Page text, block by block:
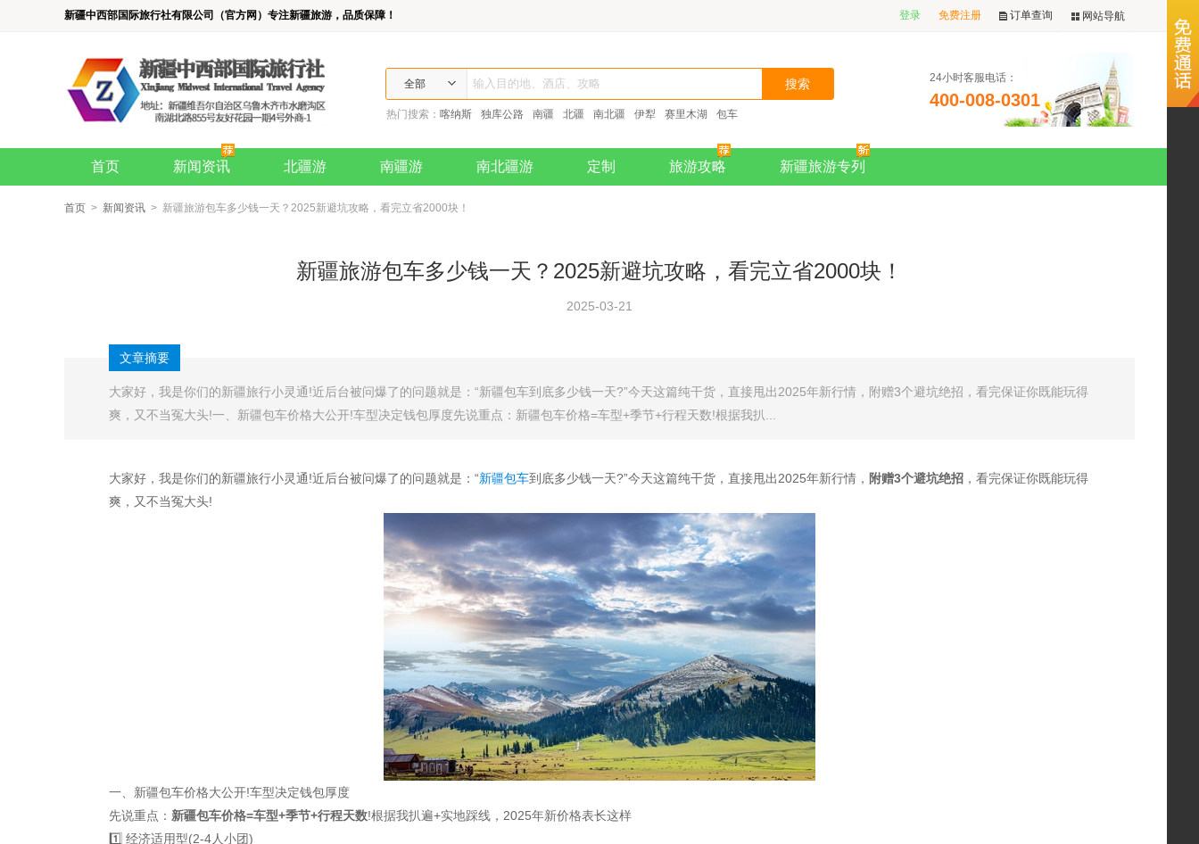
新疆中西部国际旅行社有限公司（官方网）专注新疆旅游，品质保障！ 登录 免费注册 订单查询 网站导航
全部
热门搜索： 喀纳斯 独库公路 南疆 北疆 南北疆 伊犁 赛里木湖 包车
24小时客服电话：
400-008-0301
首页 新闻资讯 北疆游 南疆游 南北疆游 定制 旅游攻略 新疆旅游专列
首页 > 新闻资讯 > 新疆旅游包车多少钱一天？2025新避坑攻略，看完立省2000块！
新疆旅游包车多少钱一天？2025新避坑攻略，看完立省2000块！
2025-03-21
文章摘要
大家好，我是你们的新疆旅行小灵通!近后台被问爆了的问题就是：“新疆包车到底多少钱一天?”今天这篇纯干货，直接甩出2025年新行情，附赠3个避坑绝招，看完保证你既能玩得
爽，又不当冤大头!​一、新疆包车价格大公开!车型决定钱包厚度先说重点：新疆包车价格=车型+季节+行程天数!根据我扒...
大家好，我是你们的新疆旅行小灵通!近后台被问爆了的问题就是：“新疆包车到底多少钱一天?”今天这篇纯干货，直接甩出2025年新行情， 附赠3个避坑绝招 ，看完保证你既能玩得
爽，又不当冤大头!
一、新疆包车价格大公开!车型决定钱包厚度
先说重点： 新疆包车价格=车型+季节+行程天数!根据我扒遍+实地踩线，2025年新价格表长这样
1️⃣ 经济适用型(2-4人小团)